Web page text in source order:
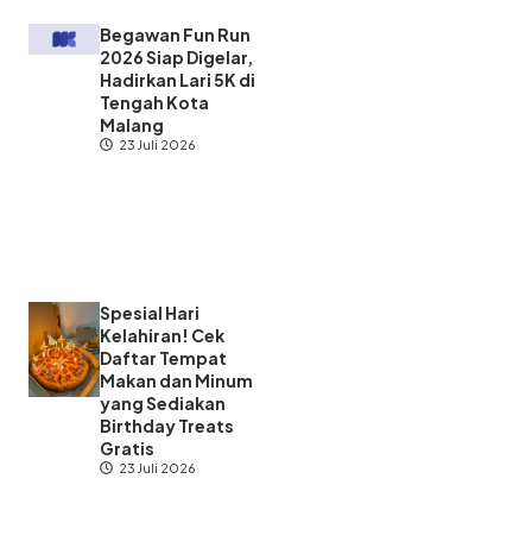
Begawan Fun Run
2026 Siap Digelar,
Hadirkan Lari 5K di
Tengah Kota
Malang
23 Juli 2026
Spesial Hari
Kelahiran! Cek
Daftar Tempat
Makan dan Minum
yang Sediakan
Birthday Treats
Gratis
23 Juli 2026